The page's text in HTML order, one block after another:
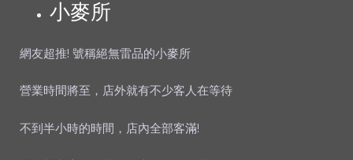
小麥所
網友超推! 號稱絕無雷品的小麥所
營業時間將至，店外就有不少客人在等待
不到半小時的時間，店內全部客滿!